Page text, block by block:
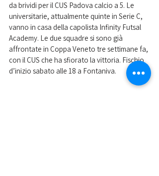
da brividi per il CUS Padova calcio a 5. Le
universitarie, attualmente quinte in Serie C,
vanno in casa della capolista Infinity Futsal
Academy. Le due squadre si sono già
affrontate in Coppa Veneto tre settimane fa,
con il CUS che ha sfiorato la vittoria. Fischio
d’inizio sabato alle 18 a Fontaniva.